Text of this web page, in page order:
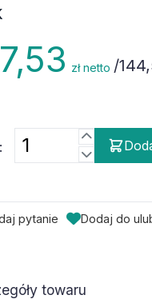
zł netto /
pytanie Dodaj do
towaru